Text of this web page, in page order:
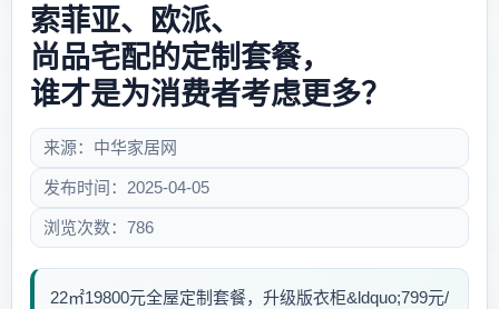
索菲亚、欧派、
尚品宅配的定制套餐，
谁才是为消费者考虑更多？
来源：中华家居网
发布时间：2025-04-05
浏览次数：786
22㎡19800元全屋定制套餐，升级版衣柜&ldquo;799元/